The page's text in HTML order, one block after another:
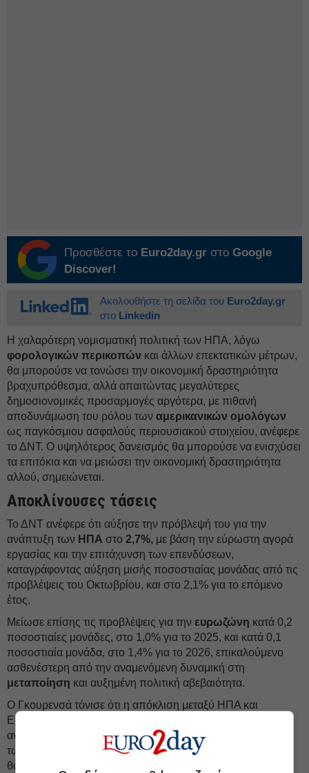
Προσθέστε το Euro2day.gr στο Google
Discover!
Ακολουθήστε τη σελίδα του Euro2day.gr
στο Linkedin
Η χαλαρότερη νομισματική πολιτική των ΗΠΑ, λόγω
φορολογικών περικοπών και άλλων επεκτατικών μέτρων,
θα μπορούσε να τονώσει την οικονομική δραστηριότητα
βραχυπρόθεσμα, αλλά απαιτώντας μεγαλύτερες
δημοσιονομικές προσαρμογές αργότερα, με πιθανή
αποδυνάμωση του ρόλου των αμερικανικών ομολόγων
ως παγκόσμιου ασφαλούς περιουσιακού στοιχείου, ανέφερε
το ΔΝΤ. Ο υψηλότερος δανεισμός θα μπορούσε να ενισχύσει
τα επιτόκια και να μειώσει την οικονομική δραστηριότητα
αλλού, σημειώνεται.
Αποκλίνουσες τάσεις
Το ΔΝΤ ανέφερε ότι αύξησε την πρόβλεψή του για την
ανάπτυξη των ΗΠΑ στο 2,7%, με βάση την εύρωστη αγορά
εργασίας και την επιτάχυνση των επενδύσεων,
καταγράφοντας αύξηση μισής ποσοστιαίας μονάδας από τις
προβλέψεις του Οκτωβρίου, και στο 2,1% για το επόμενο
έτος.
Μείωσε επίσης τις προβλέψεις για την ευρωζώνη κατά 0,2
ποσοστιαίες μονάδες, στο 1,0% για το 2025, και κατά 0,1
ποσοστιαία μονάδα, στο 1,4% για το 2026, επικαλούμενο
ασθενέστερη από την αναμενόμενη δυναμική στη
μεταποίηση και αυξημένη πολιτική αβεβαιότητα.
Ο Γκουρενσά τόνισε ότι η απόκλιση μεταξύ ΗΠΑ και
Ευρώπης οφείλεται σε διαρθρωτικούς παράγοντες, που
αντανακλούν την ισχυρότερη αύξηση της παραγωγικότητας
των ΗΠΑ, ιδιαίτερα στον τεχνολογικό τομέα. Αυτή η σχέση
θα διατηρηθεί εάν δεν αντιμετωπιστούν ζητήματα όπως το